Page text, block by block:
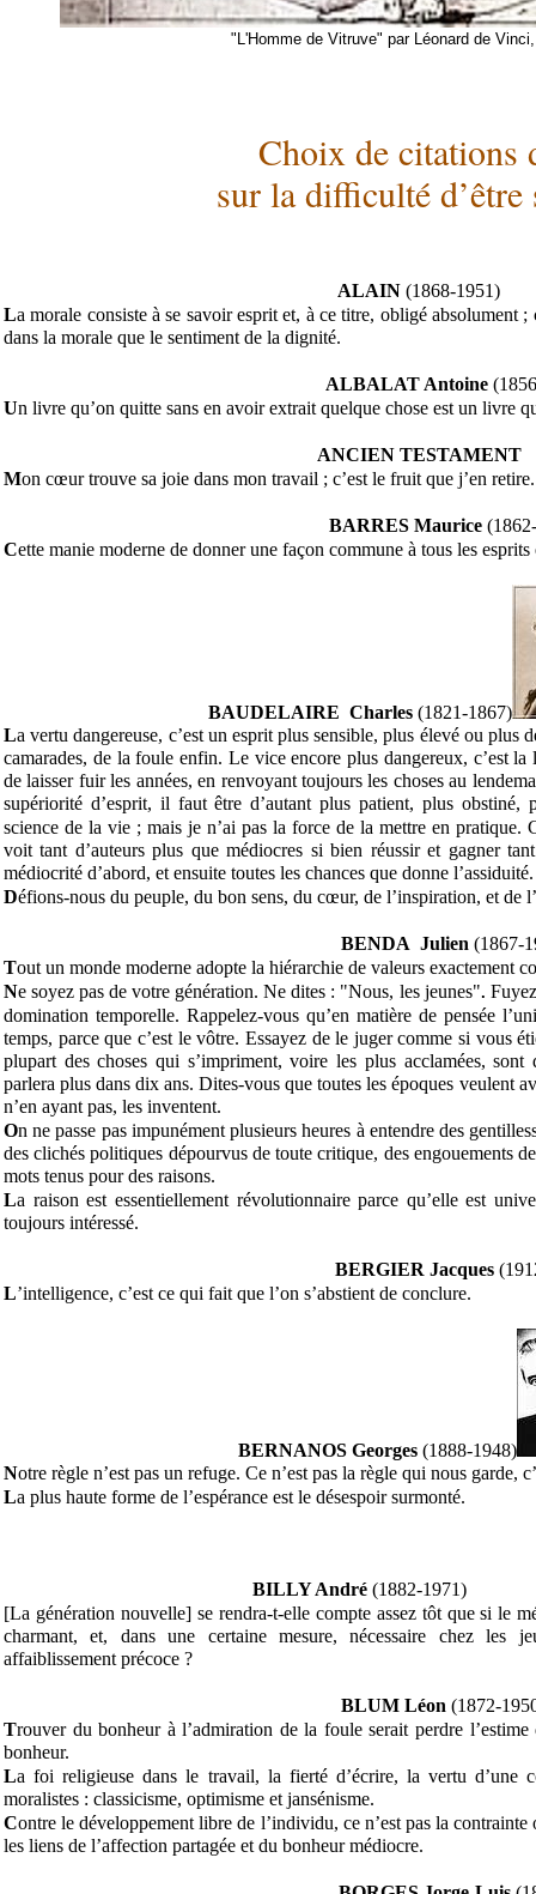
"L'Homme de Vitruve" par Léonard de
Choix de citations
sur la difficulté d’être
ALAIN (1868-1951)
La morale consiste à se savoir esprit et, à ce titre, obligé absolument
dans la morale que le sentiment de la dignité.
ALBALAT Antoine
Un livre qu’on quitte sans en avoir extrait quelque chose est un livre
ANCIEN TESTAMENT
Mon cœur trouve sa joie dans mon travail ; c’est le fruit que j’en retire.
BARRES Maurice
Cette manie moderne de donner une façon commune à tous les
BAUDELAIRE Charles (1821-1867)
La vertu dangereuse, c’est un esprit plus sensible, plus élevé ou plus
camarades, de la foule enfin. Le vice encore plus dangereux, c’est la
de laisser fuir les années, en renvoyant toujours les choses au
supériorité d’esprit, il faut être d’autant plus patient, plus obstiné,
science de la vie ; mais je n’ai pas la force de la mettre en pratique.
voit tant d’auteurs plus que médiocres si bien réussir et gagner
médiocrité d’abord, et ensuite toutes les chances que donne l’assiduité.
Défions-nous du peuple, du bon sens, du cœur, de l’inspiration, et de
BENDA Julien (1867-
Tout un monde moderne adopte la hiérarchie de valeurs exactement
Ne soyez pas de votre génération. Ne dites : "Nous, les jeunes".
domination temporelle. Rappelez-vous qu’en matière de pensée
temps, parce que c’est le vôtre. Essayez de le juger comme si vous
plupart des choses qui s’impriment, voire les plus acclamées, sont
parlera plus dans dix ans. Dites-vous que toutes les époques veulent
n’en ayant pas, les inventent.
On ne passe pas impunément plusieurs heures à entendre des
des clichés politiques dépourvus de toute critique, des engouements
mots tenus pour des raisons.
La raison est essentiellement révolutionnaire parce qu’elle est
toujours intéressé.
BERGIER Jacques
L’intelligence, c’est ce qui fait que l’on s’abstient de conclure.
BERNANOS Georges (1888-1948)
Notre règle n’est pas un refuge. Ce n’est pas la règle qui nous garde,
La plus haute forme de l’espérance est le désespoir surmonté.
BILLY André (1882-1971)
[La génération nouvelle] se rendra-t-elle compte assez tôt que si le
charmant, et, dans une certaine mesure, nécessaire chez les
affaiblissement précoce ?
BLUM Léon (1872-
Trouver du bonheur à l’admiration de la foule serait perdre
bonheur.
La foi religieuse dans le travail, la fierté d’écrire, la vertu
moralistes : classicisme, optimisme et jansénisme.
Contre le développement libre de l’individu, ce n’est pas la
les liens de l’affection partagée et du bonheur médiocre.